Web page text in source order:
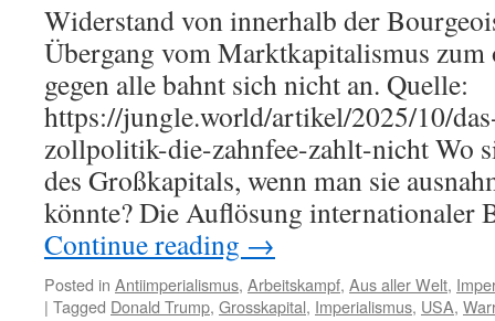
Widerstand von innerhalb der
Übergang vom Marktkapitalismus
gegen alle bahnt sich nicht an. Quelle:
https://jungle.world/artikel/2025/10/
zollpolitik-die-zahnfee-zahlt-nicht Wo
des Großkapitals, wenn man sie
könnte? Die Auflösung internationaler
Continue reading →
Posted in Antiimperialismus, Arbeitskampf, Aus aller Welt,
| Tagged Donald Trump, Grosskapital, Imperialismus, USA,